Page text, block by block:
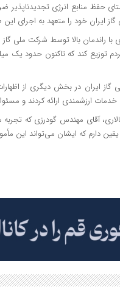
حفظ منابع انرژی تجدیدناپذیر
ایران خود را متعهد به اجرای
با راندمان بالا توسط شرکت ملی
مردم توزیع کند که تاکنون حدود
ایران در بخش دیگری از
ارزشمندی ارائه کردند و
آقای مهندس گودرزی که تجربه
دارم که ایشان می‌تواند این